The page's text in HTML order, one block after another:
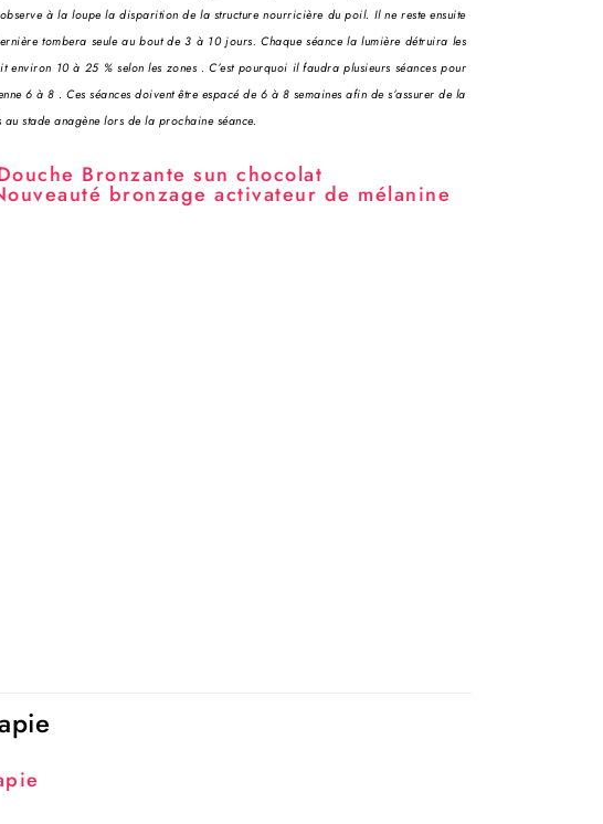
à la loupe la disparition de la structure nourricière du poil. Il ne reste ensuite
tombera seule au bout de 3 à 10 jours. Chaque séance la lumière détruira les
environ 10 à 25 % selon les zones . C’est pourquoi il faudra plusieurs séances pour
6 à 8 . Ces séances doivent être espacé de 6 à 8 semaines afin de s’assurer de la
stade anagène lors de la prochaine séance.
Bronzante sun chocolat
bronzage activateur de mélanine